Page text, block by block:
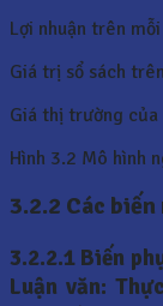
Lợi nhuận trên
Giá trị sổ sách
Giá thị trường của
Hình 3.2 Mô hình
3.2.2 Các
3.2.2.1 Biến
Luận văn: